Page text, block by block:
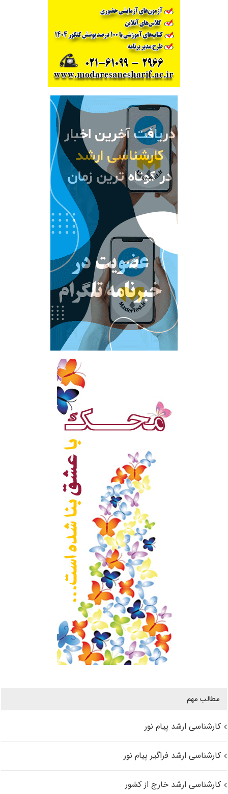
مطالب مهم
کارشناسی ارشد پیام نور
کارشناسی ارشد فراگیر پیام نور
کارشناسی ارشد خارج از کشور